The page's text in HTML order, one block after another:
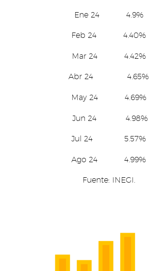
Ene 24 4.9%
Feb 24 4.40%
Mar 24 4.42%
Abr 24 4.65%
May 24 4.69%
Jun 24 4.98%
Jul 24 5.57%
Ago 24 4.99%
Fuente: INEGI.